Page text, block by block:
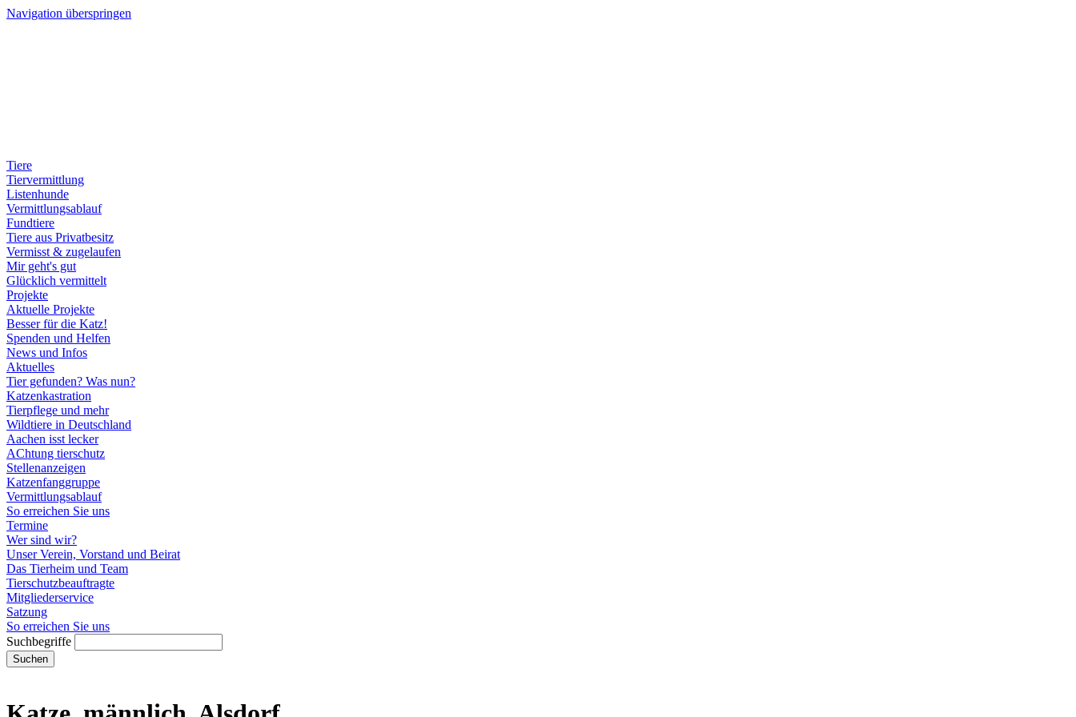
Navigation überspringen
Tiere
Tiervermittlung
Listenhunde
Vermittlungsablauf
Fundtiere
Tiere aus Privatbesitz
Vermisst & zugelaufen
Mir geht's gut
Glücklich vermittelt
Projekte
Aktuelle Projekte
Besser für die Katz!
Spenden und Helfen
News und Infos
Aktuelles
Tier gefunden? Was nun?
Katzenkastration
Tierpflege und mehr
Wildtiere in Deutschland
Aachen isst lecker
AChtung tierschutz
Stellenanzeigen
Katzenfanggruppe
Vermittlungsablauf
So erreichen Sie uns
Termine
Wer sind wir?
Unser Verein, Vorstand und Beirat
Das Tierheim und Team
Tierschutzbeauftragte
Mitgliederservice
Satzung
So erreichen Sie uns
Suchbegriffe
Suchen